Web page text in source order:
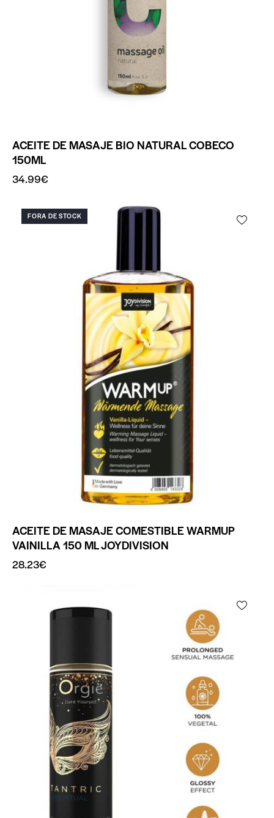
ACEITE DE MASAJE BIO NATURAL COBECO
150ML
34.99€
FORA DE STOCK
ACEITE DE MASAJE COMESTIBLE WARMUP
VAINILLA 150 ML JOYDIVISION
28.23€